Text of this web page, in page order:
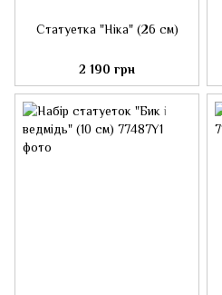
Статуетка "Ніка" (26 см)
2 190 грн